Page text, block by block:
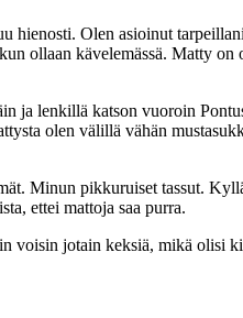
hienosti. Olen asioinut
ollaan kävelemässä. Matty on
ja lenkillä katson vuoroin
olen välillä vähän
Minun pikkuruiset tassut.
ettei mattoja saa purra.
voisin jotain keksiä, mikä olisi